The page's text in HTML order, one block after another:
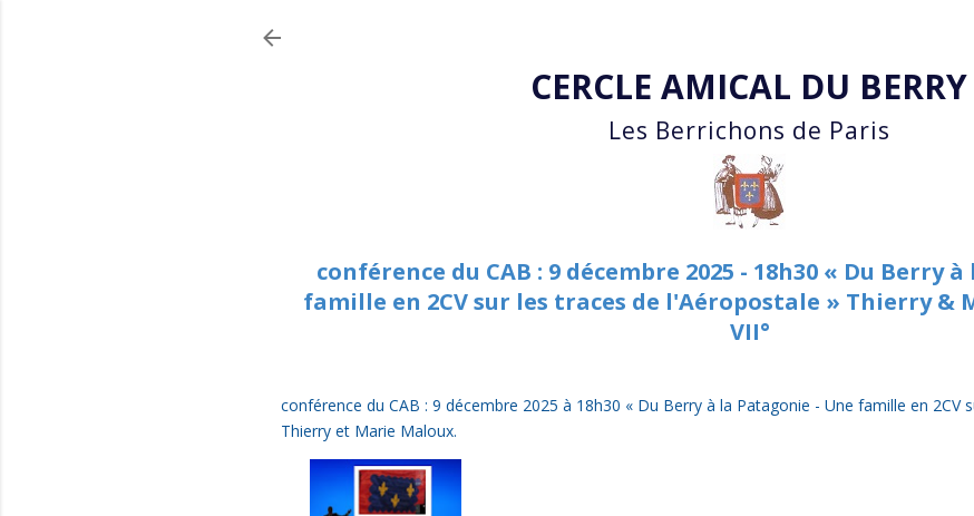
CERCLE AMICAL DU BERRY
Les Berrichons de Paris
conférence du CAB : 9 décembre 2025 - 18h30 « Du Berry
famille en 2CV sur les traces de l'Aéropostale » Thierry &
VII°
conférence du CAB : 9 décembre 2025 à 18h30 « Du Berry à la Patagonie - Une famille en 2CV
Thierry et Marie Maloux.